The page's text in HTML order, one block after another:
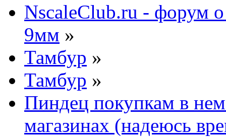
NscaleClub.ru - форум
9мм »
Тамбур »
Тамбур »
Пиндец покупкам в
магазинах (надеюсь